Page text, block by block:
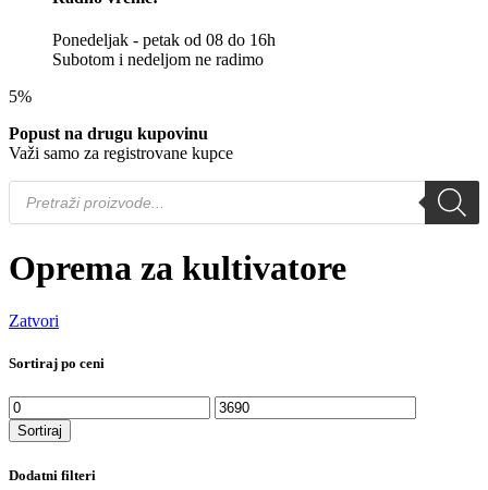
Ponedeljak - petak od 08 do 16h
Subotom i nedeljom ne radimo
5%
Popust na drugu kupovinu
Važi samo za registrovane kupce
search
Oprema za kultivatore
Zatvori
Sortiraj po ceni
Minimalna
cena
Maksimalna
Sortiraj
Dodatni filteri